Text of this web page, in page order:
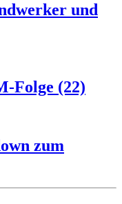
und
Folge (22)
zum